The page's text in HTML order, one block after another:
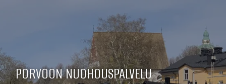
PORVOON NUOHOUSPALVELU